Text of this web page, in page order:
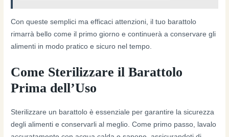
Con queste semplici ma efficaci attenzioni, il tuo barattolo
rimarrà bello come il primo giorno e continuerà a conservare gli
alimenti in modo pratico e sicuro nel tempo.
Come Sterilizzare il Barattolo
Prima dell’Uso
Sterilizzare un barattolo è essenziale per garantire la sicurezza
degli alimenti e conservarli al meglio. Come primo passo, lavalo